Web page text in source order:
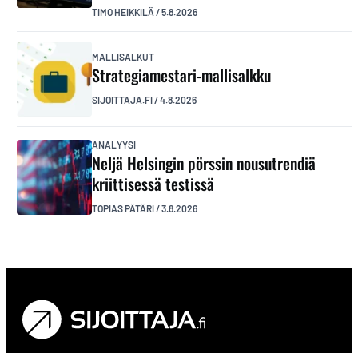
TIMO HEIKKILÄ /5.8.2026
MALLISALKUT
Strategiamestari-mallisalkku
SIJOITTAJA.FI/4.8.2026
ANALYYSI
Neljä Helsingin pörssin nousutrendiä
kriittisessä testissä
TOPIAS PÄTÄRI/3.8.2026